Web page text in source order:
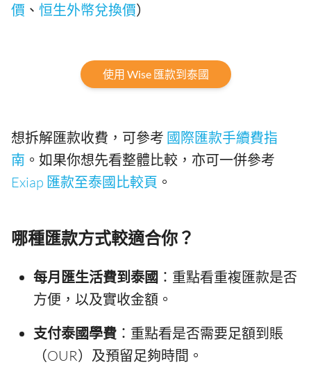
價 、 恒生外幣兌換價）
使用 Wise 匯款到泰國
想拆解匯款收費，可參考 國際匯款手續費指
南 。如果你想先看整體比較，亦可一併參考
Exiap 匯款至泰國比較頁 。
哪種匯款方式較適合你？
每月匯生活費到泰國 ：重點看重複匯款是否
方便，以及實收金額。
支付泰國學費 ：重點看是否需要足額到賬
（OUR）及預留足夠時間。